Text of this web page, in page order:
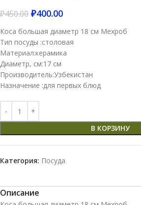
₽450.00 ₽400.00
Коса большая диаметр 18 см Мехроб
Тип посуды :столовая
Материал:керамика
Диаметр, см:17 см
Производитель:Узбекистан
Назначение :для первых блюд
В КОРЗИНУ
Категория: Посуда
Описание